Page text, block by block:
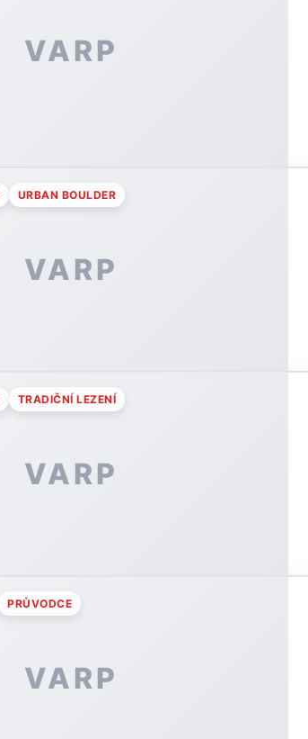
VARP
VARP
URBAN BOULDER
VARP
TRADIČNÍ LEZENÍ
VARP
PRŮVODCE